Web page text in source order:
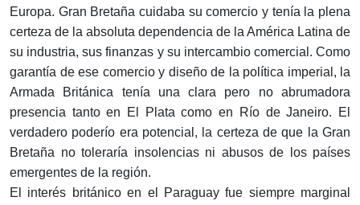
Europa. Gran Bretaña cuidaba su comercio y tenía la plena
certeza de la absoluta dependencia de la América Latina de
su industria, sus finanzas y su intercambio comercial. Como
garantía de ese comercio y diseño de la política imperial, la
Armada Británica tenía una clara pero no abrumadora
presencia tanto en El Plata como en Río de Janeiro. El
verdadero poderío era potencial, la certeza de que la Gran
Bretaña no toleraría insolencias ni abusos de los países
emergentes de la región.
El interés británico en el Paraguay fue siempre marginal